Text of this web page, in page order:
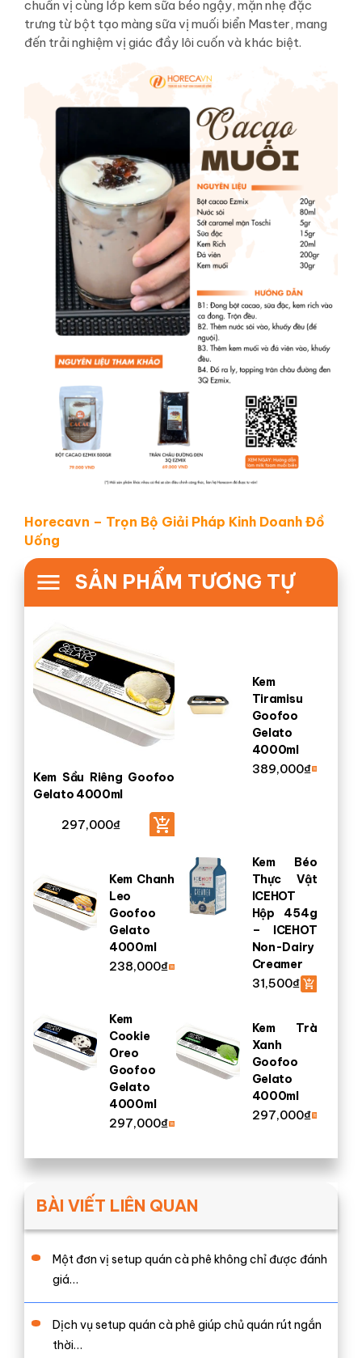
chuẩn vị cùng lớp kem sữa béo ngậy, mặn nhẹ đặc
trưng từ bột tạo màng sữa vị muối biển Master, mang
đến trải nghiệm vị giác đầy lôi cuốn và khác biệt.
Horecavn – Trọn Bộ Giải Pháp Kinh Doanh Đồ
Uống
SẢN PHẨM TƯƠNG TỰ
Kem Sầu Riêng Goofoo
Gelato 4000ml
297,000₫
Kem
Tiramisu
Goofoo
Gelato
4000ml
389,000₫
Kem Chanh
Leo
Goofoo
Gelato
4000ml
238,000₫
Kem Béo
Thực Vật
ICEHOT
Hộp 454g
– ICEHOT
Non-Dairy
Creamer
31,500₫
Kem
Cookie
Oreo
Goofoo
Gelato
4000ml
297,000₫
Kem Trà
Xanh
Goofoo
Gelato
4000ml
297,000₫
BÀI VIẾT LIÊN QUAN
Một đơn vị setup quán cà phê không chỉ được đánh
giá…
Dịch vụ setup quán cà phê giúp chủ quán rút ngắn
thời…